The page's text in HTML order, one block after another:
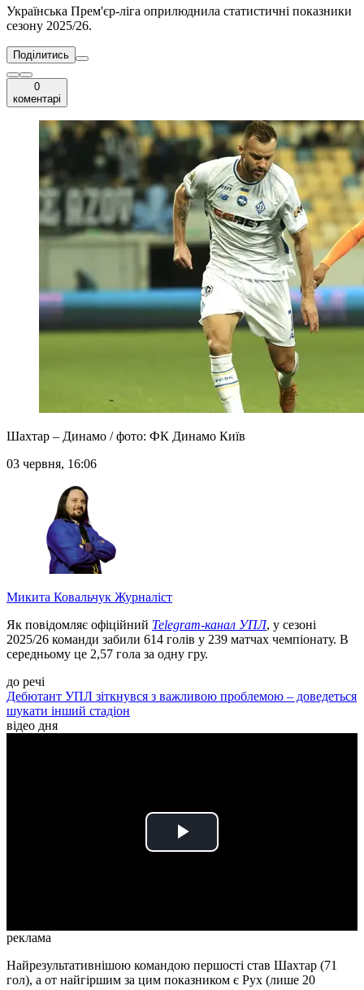
Українська Прем'єр-ліга оприлюднила статистичні показники
сезону 2025/26.
Поділитись
0
коментарі
Шахтар – Динамо / фото: ФК Динамо Київ
03 червня, 16:06
Микита Ковальчук Журналіст
Як повідомляє офіційний Telegram-канал УПЛ, у сезоні
2025/26 команди забили 614 голів у 239 матчах чемпіонату. В
середньому це 2,57 гола за одну гру.
до речі
Дебютант УПЛ зіткнувся з важливою проблемою – доведеться
шукати інший стадіон
відео дня
Play
реклама
Найрезультативнішою командою першості став Шахтар (71
гол), а от найгіршим за цим показником є Рух (лише 20